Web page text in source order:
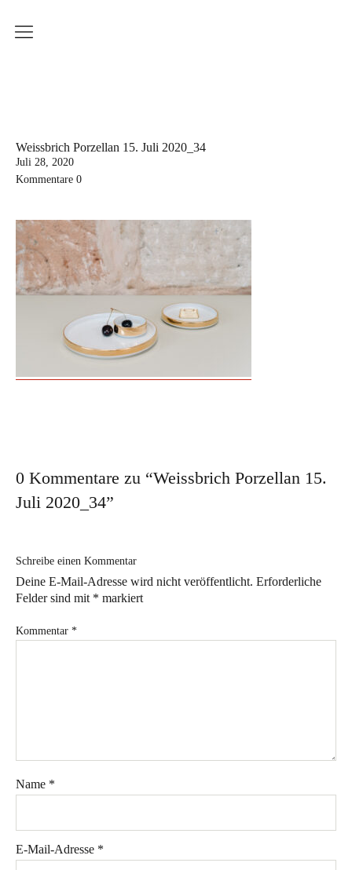
Serie Sinnliche Berührung
Küchenserie
Workshops
Aktuelle Kurstermine
Erwachsenenkurs
Workshop für den besonderen Anlass
Wollen Sie sehen, wie
Weissbrich Porzellan 15. Juli 2020_34
Juli 28, 2020
Kommentare 0
0 Kommentare zu “Weissbrich Porzellan 15.
Juli 2020_34”
Schreibe einen Kommentar
Deine E-Mail-Adresse wird nicht veröffentlicht. Erforderliche
Felder sind mit * markiert
Kommentar *
Name *
E-Mail-Adresse *